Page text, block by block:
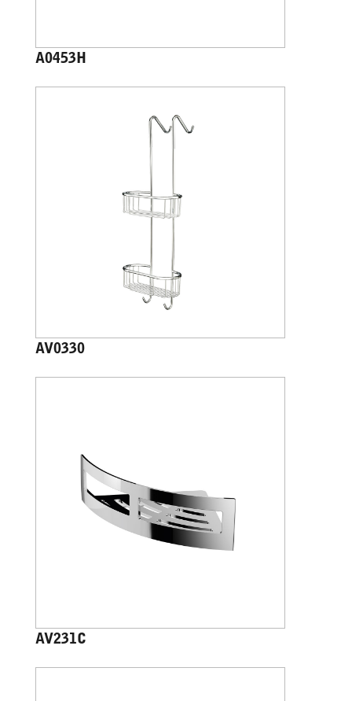
A0453H
AV0330
AV231C